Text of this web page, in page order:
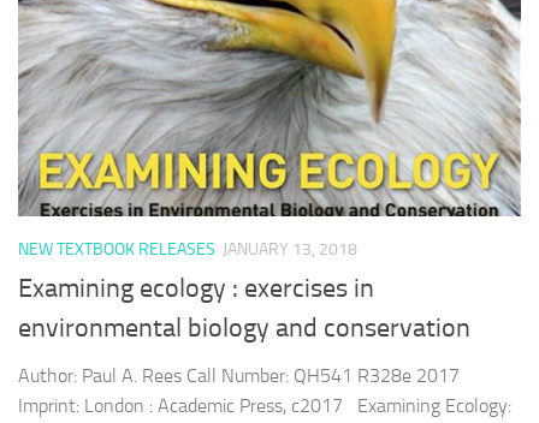
NEW TEXTBOOK RELEASES JANUARY 13, 2018
Examining ecology : exercises in
environmental biology and conservation
Author: Paul A. Rees Call Number: QH541 R328e 2017
Imprint: London : Academic Press, c2017 Examining Ecology: